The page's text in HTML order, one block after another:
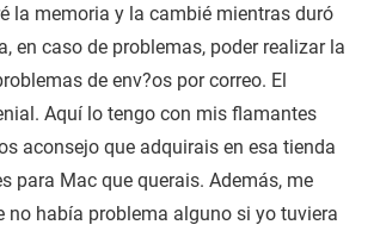
la memoria y la cambié mientras duró
en caso de problemas, poder realizar la
de env?os por correo. El
Aquí lo tengo con mis flamantes
aconsejo que adquirais en esa tienda
para Mac que querais. Además, me
no había problema alguno si yo tuviera